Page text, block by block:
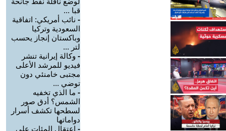
قبا ...
- نائب أمريكي: اتفاقية
السعودية وتركيا
وباكستان إنجاز يحسب
لتر ...
- وكالة إيرانية تنشر
فيديو للمرشد الأعلى
مجتبى خامنئي دون
توضي ...
- ما الذي تخفيه
الشمس؟ أدق صور
لسطحها تكشف أسرار
دواماتها
- اعتقال المئات على